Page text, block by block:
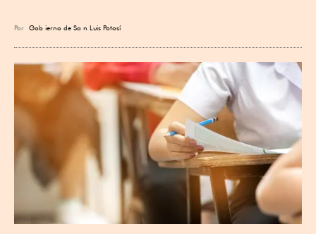
Por Gob ierno de Sa n Luis Potosí